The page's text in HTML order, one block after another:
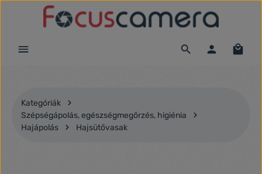
Ugrás a fő tartalomra
Kategóriák
Szépségápolás, egészségmegőrzés, higiénia
Hajápolás
Hajsütővasak